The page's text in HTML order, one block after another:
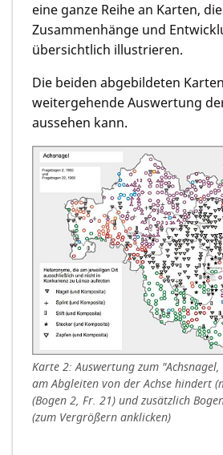
eine ganze Reihe an Karten, die
Zusammenhänge und
übersichtlich illustrieren.
Die beiden abgebildeten
weitergehende Auswertung
aussehen kann.
Karte 2: Auswertung zum
am Abgleiten von der Achse hindert
(Bogen 2, Fr. 21) und zusätzlich
(zum Vergrößern anklicken)